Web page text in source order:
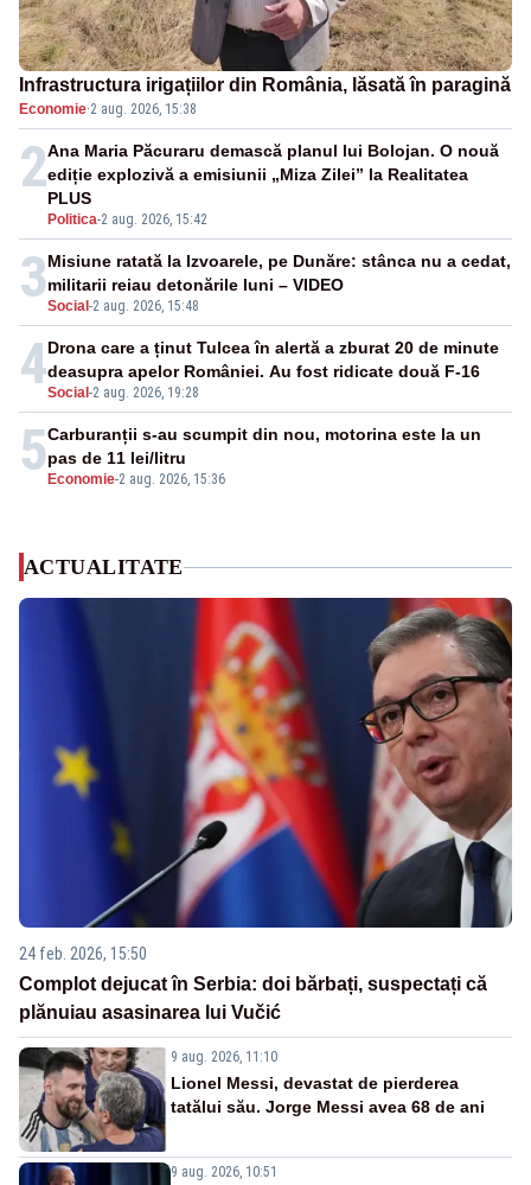
Infrastructura irigațiilor din România, lăsată în paragină
Economie·2 aug. 2026, 15:38
2
Politica-2 aug. 2026, 15:42
Ana Maria Păcuraru demască planul lui Bolojan. O nouă
ediție explozivă a emisiunii „Miza Zilei” la Realitatea
PLUS
3Social -2 aug. 2026, 15:48
Misiune ratată la Izvoarele, pe Dunăre: stânca nu a cedat,
militarii reiau detonările luni – VIDEO
4Social -2 aug. 2026, 19:28
Drona care a ținut Tulcea în alertă a zburat 20 de minute
deasupra apelor României. Au fost ridicate două F-16
5 Economie-2 aug. 2026, 15:36
Carburanții s-au scumpit din nou, motorina este la un
pas de 11 lei/litru
ACTUALITATE
24 feb. 2026, 15:50
Complot dejucat în Serbia: doi bărbați, suspectați că
plănuiau asasinarea lui Vučić
9 aug. 2026, 11:10
Lionel Messi, devastat de pierderea
tatălui său. Jorge Messi avea 68 de ani
9 aug. 2026, 10:51